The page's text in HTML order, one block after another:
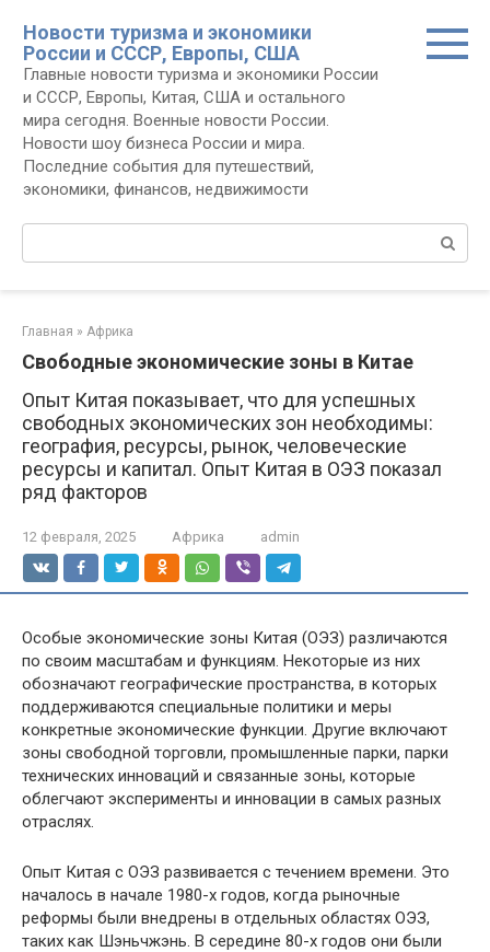
контенту
Новости туризма и экономики
России и СССР, Европы, США
Главные новости туризма и экономики России
и СССР, Европы, Китая, США и остального
мира сегодня. Военные новости России.
Новости шоу бизнеса России и мира.
Последние события для путешествий,
экономики, финансов, недвижимости
Поиск:
Главная » Африка
Свободные экономические зоны в Китае
Опыт Китая показывает, что для успешных
свободных экономических зон необходимы:
география, ресурсы, рынок, человеческие
ресурсы и капитал. Опыт Китая в ОЭЗ показал
ряд факторов
12 февраля, 2025 Африка admin
Особые экономические зоны Китая (ОЭЗ) различаются
по своим масштабам и функциям. Некоторые из них
обозначают географические пространства, в которых
поддерживаются специальные политики и меры
конкретные экономические функции. Другие включают
зоны свободной торговли, промышленные парки, парки
технических инноваций и связанные зоны, которые
облегчают эксперименты и инновации в самых разных
отраслях.
Опыт Китая с ОЭЗ развивается с течением времени. Это
началось в начале 1980-х годов, когда рыночные
реформы были внедрены в отдельных областях ОЭЗ,
таких как Шэньчжэнь. В середине 80-х годов они были